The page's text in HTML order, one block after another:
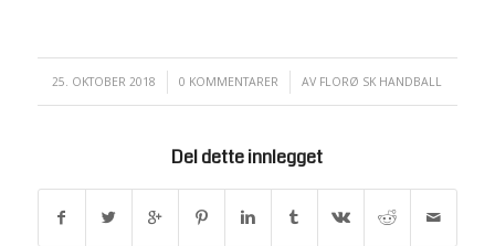
25. OKTOBER 2018
/ 0 KOMMENTARER
/ AV FLORØ SK HANDBALL
Del dette innlegget